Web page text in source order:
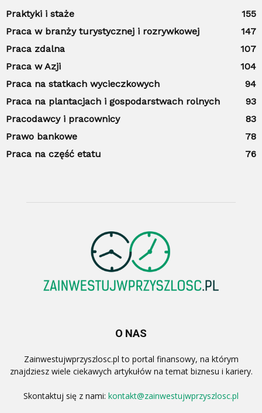
Praktyki i staże
155
Praca w branży turystycznej i rozrywkowej
147
Praca zdalna
107
Praca w Azji
104
Praca na statkach wycieczkowych
94
Praca na plantacjach i gospodarstwach rolnych
93
Pracodawcy i pracownicy
83
Prawo bankowe
78
Praca na część etatu
76
O NAS
Zainwestujwprzyszlosc.pl to portal finansowy, na którym
znajdziesz wiele ciekawych artykułów na temat biznesu i kariery.
Skontaktuj się z nami: kontakt@zainwestujwprzyszlosc.pl